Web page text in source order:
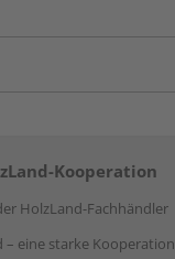
Kooperation
HolzLand-Fachhändler
– eine starke Kooperation